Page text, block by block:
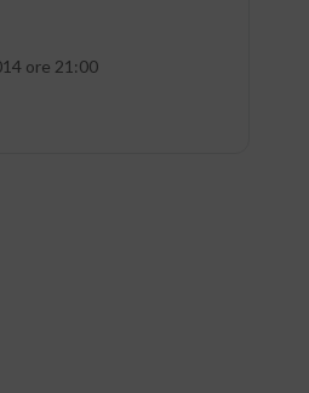
ore 21:00